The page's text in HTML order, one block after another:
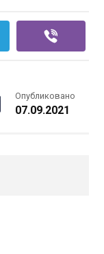
Опубликовано
07.09.2021